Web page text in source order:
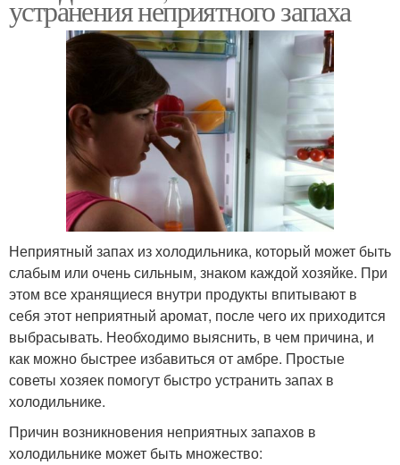
устранения неприятного запаха
Неприятный запах из холодильника, который может быть
слабым или очень сильным, знаком каждой хозяйке. При
этом все хранящиеся внутри продукты впитывают в
себя этот неприятный аромат, после чего их приходится
выбрасывать. Необходимо выяснить, в чем причина, и
как можно быстрее избавиться от амбре. Простые
советы хозяек помогут быстро устранить запах в
холодильнике.
Причин возникновения неприятных запахов в
холодильнике может быть множество: